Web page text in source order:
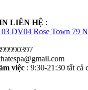
LIÊN HỆ :
DV04 Rose Town 79
việc : 9:30-21:30 tất cả